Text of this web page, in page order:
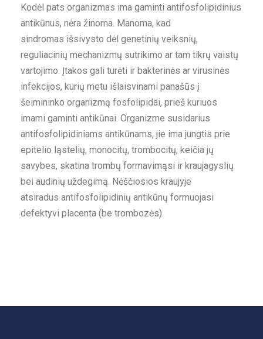
Kodėl pats organizmas ima gaminti antifosfolipidinius
antikūnus, nėra žinoma. Manoma, kad
sindromas išsivysto dėl genetinių veiksnių,
reguliacinių mechanizmų sutrikimo ar tam tikrų vaistų
vartojimo. Įtakos gali turėti ir bakterinės ar virusinės
infekcijos, kurių metu išlaisvinami panašūs į
šeimininko organizmą fosfolipidai, prieš kuriuos
imami gaminti antikūnai. Organizme susidarius
antifosfolipidiniams antikūnams, jie ima jungtis prie
epitelio ląstelių, monocitų, trombocitų, keičia jų
savybes, skatina trombų formavimąsi ir kraujagyslių
bei audinių uždegimą. Nėščiosios kraujyje
atsiradus antifosfolipidinių antikūnų formuojasi
defektyvi placenta (be trombozės).